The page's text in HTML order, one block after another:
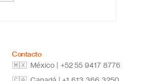
Contacto
🇲🇽 México | +5255 9417 8776